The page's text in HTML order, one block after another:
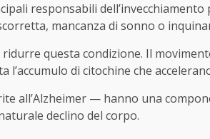
responsabili
mancanza di sonno o
questa condizione. Il
di citochine che
all’Alzheimer — hanno una
declino del corpo.